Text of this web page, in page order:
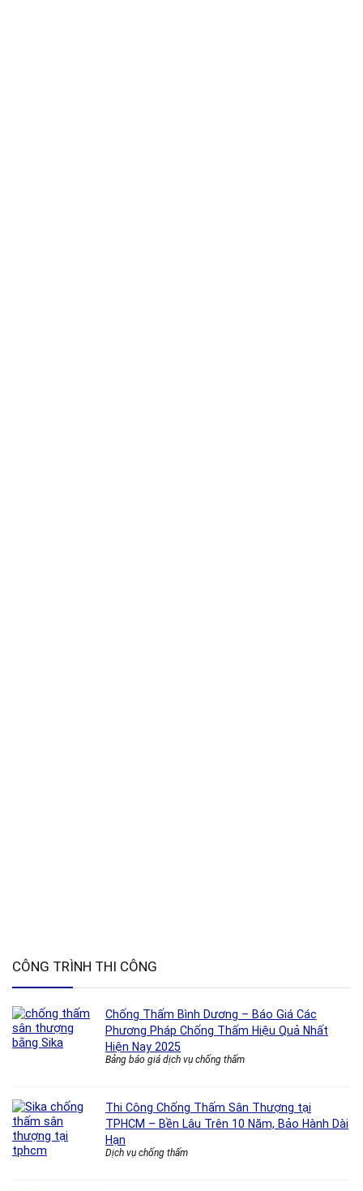
CÔNG TRÌNH THI CÔNG
Chống Thấm Bình Dương – Báo Giá Các
Phương Pháp Chống Thấm Hiệu Quả Nhất
Hiện Nay 2025
Bảng báo giá dịch vụ chống thấm
Thi Công Chống Thấm Sân Thượng tại
TPHCM – Bền Lâu Trên 10 Năm, Bảo Hành Dài
Hạn
Dịch vụ chống thấm